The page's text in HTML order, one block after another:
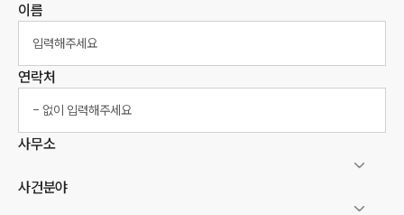
이름
연락처
사무소
사건분야